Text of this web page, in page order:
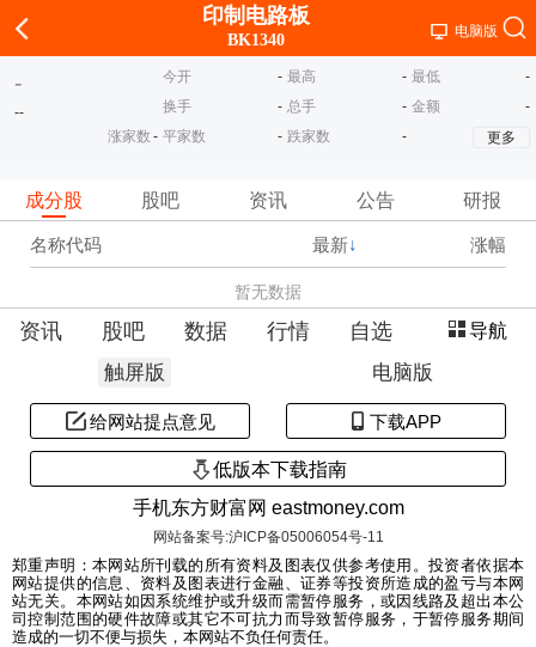
印制电路板
BK1340 电脑版
-
--
今开 - 最高 - 最低
-
换手
- 总手 - 金额
-
涨家数 - 平家数 - 跌家数 - 更多
成分股 股吧 资讯 公告 研报
名称代码 最新↓ 涨幅
暂无数据
资讯 股吧 数据 行情 自选 导航
触屏版 电脑版
给网站提点意见 下载APP
低版本下载指南
手机东方财富网 eastmoney.com
网站备案号:沪ICP备05006054号-11
郑重声明：本网站所刊载的所有资料及图表仅供参考使用。投资者依据本
网站提供的信息、资料及图表进行金融、证券等投资所造成的盈亏与本网
站无关。本网站如因系统维护或升级而需暂停服务，或因线路及超出本公
司控制范围的硬件故障或其它不可抗力而导致暂停服务，于暂停服务期间
造成的一切不便与损失，本网站不负任何责任。